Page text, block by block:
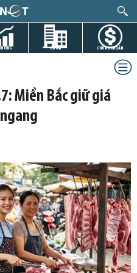
DỰ ÁN CHỨNG KHOÁN
Miền Bắc giữ giá